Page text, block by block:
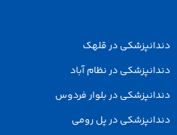
در قلهک
در نظام آباد
در بلوار فردوس
در پل رومی